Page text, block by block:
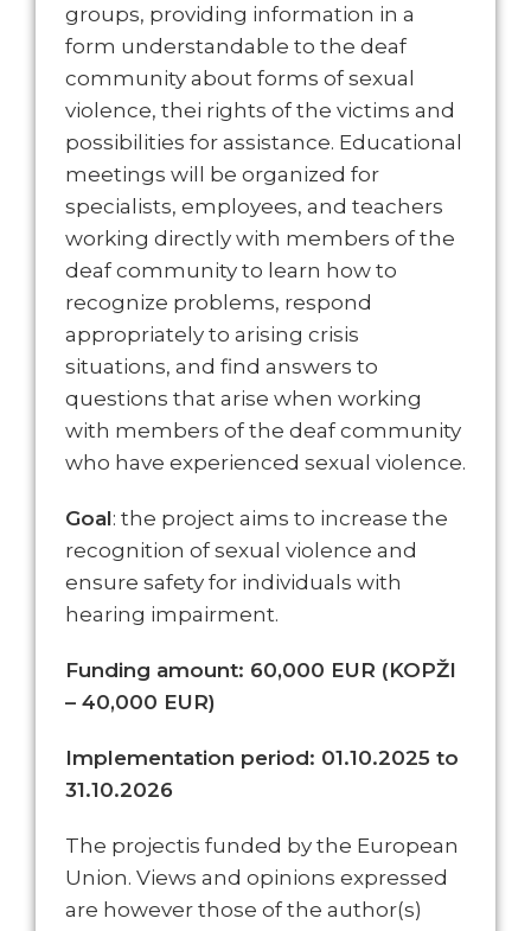
groups, providing information in a
form understandable to the deaf
community about forms of sexual
violence, thei rights of the victims and
possibilities for assistance. Educational
meetings will be organized for
specialists, employees, and teachers
working directly with members of the
deaf community to learn how to
recognize problems, respond
appropriately to arising crisis
situations, and find answers to
questions that arise when working
with members of the deaf community
who have experienced sexual violence.
Goal: the project aims to increase the
recognition of sexual violence and
ensure safety for individuals with
hearing impairment.
Funding amount: 60,000 EUR (KOPŽI
– 40,000 EUR)
Implementation period: 01.10.2025 to
31.10.2026
The projectis funded by the European
Union. Views and opinions expressed
are however those of the author(s)